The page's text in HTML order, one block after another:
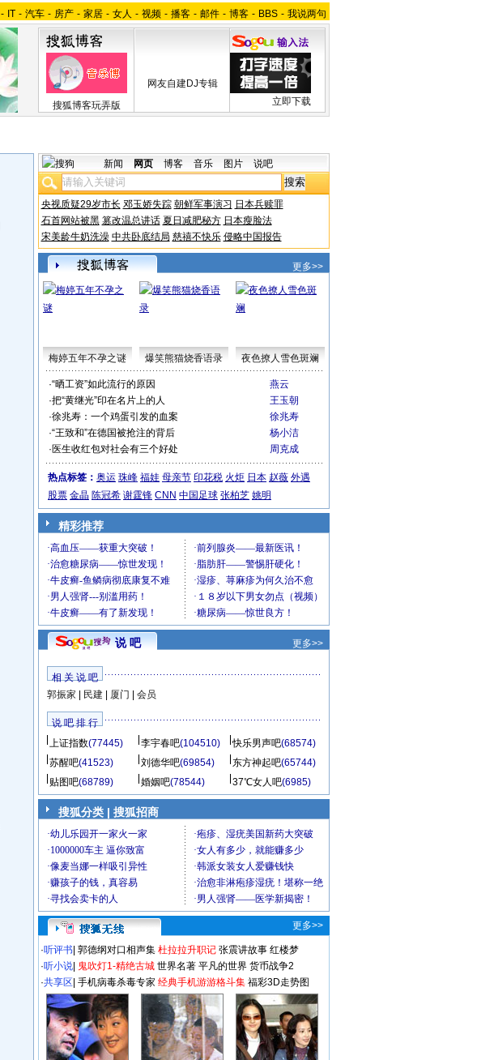
- IT - 汽车 - 房产 - 家居 - 女人 - 视频 - 播客 - 邮件 - 博客 - BBS - 我说两句
搜狐博客玩弄版
网友自建DJ专辑
立即下载
新闻 网页 博客 音乐 图片 说吧
央视质疑29岁市长 邓玉娇失踪 朝鲜军事演习 日本兵赎罪
石首网站被黑 篡改温总讲话 夏日减肥秘方 日本瘦脸法
宋美龄牛奶洗澡 中共卧底结局 慈禧不快乐 侵略中国报告
更多>>
梅婷五年不孕之谜 爆笑熊猫烧香语录 夜色撩人雪色斑斓
·“晒工资”如此流行的原因
燕云
·把“黄继光”印在名片上的人
王玉朝
·徐兆寿：一个鸡蛋引发的血案
徐兆寿
·“王致和”在德国被抢注的背后
杨小洁
· 医生收红包对社会有三个好处 周克成
热点标签： 奥运 珠峰 福娃 母亲节 印花税 火炬 日本 赵薇 外遇
股票 金晶 陈冠希 谢霆锋 CNN 中国足球 张柏芝 姚明
精彩推荐
说 吧 更多>>
相 关 说 吧
郭振家
民建| 厦门 会员
说 吧 排 行
上证指数(77445) 李宇春吧(104510) 快乐男声吧(68574)
苏醒吧(41523) 刘德华吧(69854) 东方神起吧(65744)
贴图吧(68789) 婚姻吧(78544) 37℃女人吧(6985)
搜狐分类 | 搜狐招商
更多>>
·听评书 郭德纲对口相声集 杜拉拉升职记 张震讲故事 红楼梦
·听小说 鬼吹灯1-精绝古城 世界名著 平凡的世界 货币战争2
·共享区 手机病毒杀毒专家 经典手机游游格斗集 福彩3D走势图